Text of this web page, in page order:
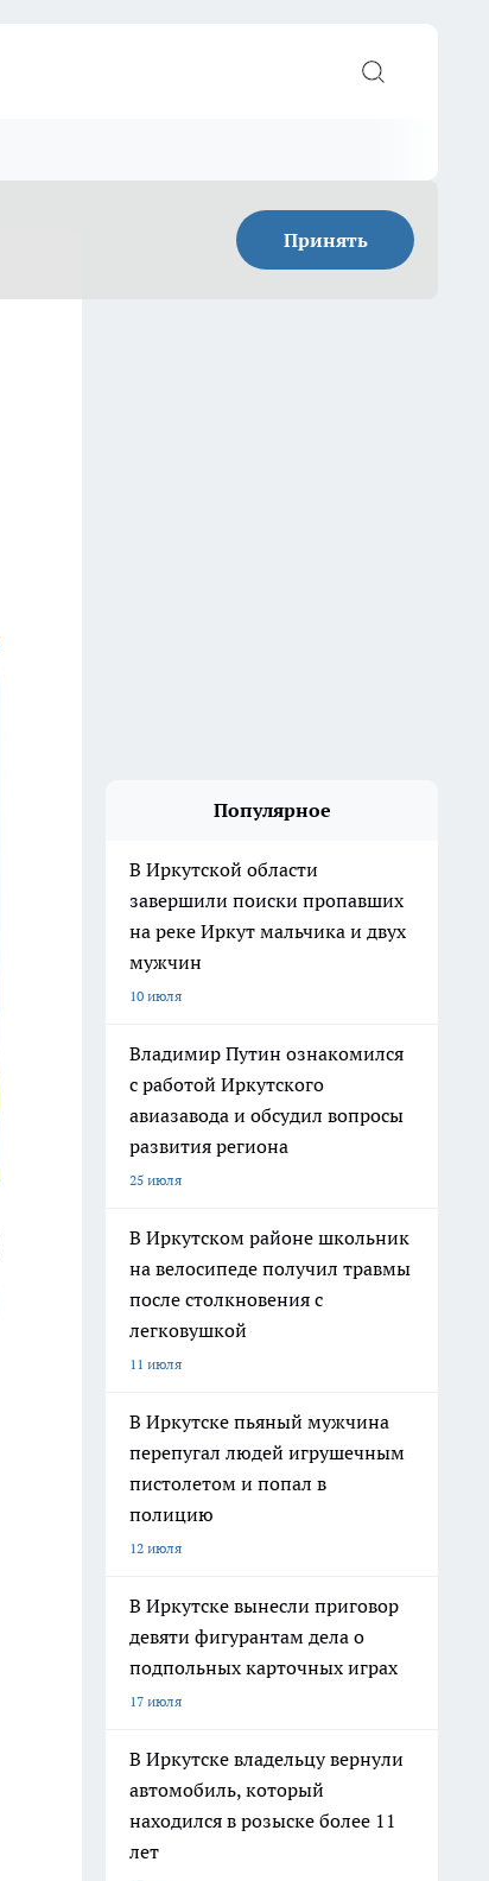
Принять
Популярное
В Иркутской области
завершили поиски пропавших
на реке Иркут мальчика и двух
мужчин
10 июля
Владимир Путин ознакомился
с работой Иркутского
авиазавода и обсудил вопросы
развития региона
25 июля
В Иркутском районе школьник
на велосипеде получил травмы
после столкновения с
легковушкой
11 июля
В Иркутске пьяный мужчина
перепугал людей игрушечным
пистолетом и попал в
полицию
12 июля
В Иркутске вынесли приговор
девяти фигурантам дела о
подпольных карточных играх
17 июля
В Иркутске владельцу вернули
автомобиль, который
находился в розыске более 11
лет